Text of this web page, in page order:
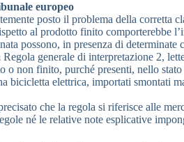
europeo
posto il problema della
al prodotto finito comporterebbe
possono, in presenza di
generale di interpretazione 2,
o non finito, purché presenti, nello
elettrica, importati smontati
che la regola si riferisce alle
né le relative note esplicative